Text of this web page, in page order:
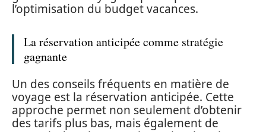
l’optimisation du budget vacances.
La réservation anticipée comme stratégie
gagnante
Un des conseils fréquents en matière de
voyage est la réservation anticipée. Cette
approche permet non seulement d’obtenir
des tarifs plus bas, mais également de